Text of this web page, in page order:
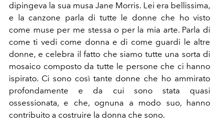
dipingeva la sua musa Jane Morris. Lei era bellissima,
e la canzone parla di tutte le donne che ho visto
come muse per me stessa o per la mia arte. Parla di
come ti vedi come donna e di come guardi le altre
donne, e celebra il fatto che siamo tutte una sorta di
mosaico composto da tutte le persone che ci hanno
ispirato. Ci sono così tante donne che ho ammirato
profondamente e da cui sono stata quasi
ossessionata, e che, ognuna a modo suo, hanno
contribuito a costruire la donna che sono.